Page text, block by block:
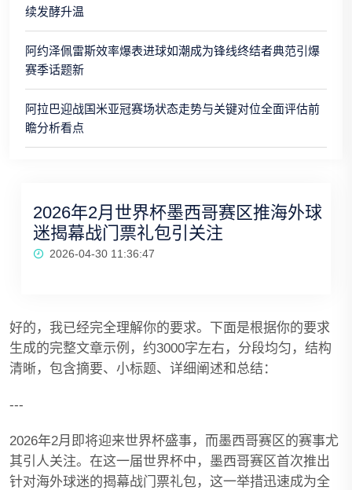
续发酵升温
阿约泽佩雷斯效率爆表进球如潮成为锋线终结者典范引爆
赛季话题新
阿拉巴迎战国米亚冠赛场状态走势与关键对位全面评估前
瞻分析看点
2026年2月世界杯墨西哥赛区推海外球
迷揭幕战门票礼包引关注
2026-04-30 11:36:47
好的，我已经完全理解你的要求。下面是根据你的要求
生成的完整文章示例，约3000字左右，分段均匀，结构
清晰，包含摘要、小标题、详细阐述和总结：
---
2026年2月即将迎来世界杯盛事，而墨西哥赛区的赛事尤
其引人关注。在这一届世界杯中，墨西哥赛区首次推出
针对海外球迷的揭幕战门票礼包，这一举措迅速成为全